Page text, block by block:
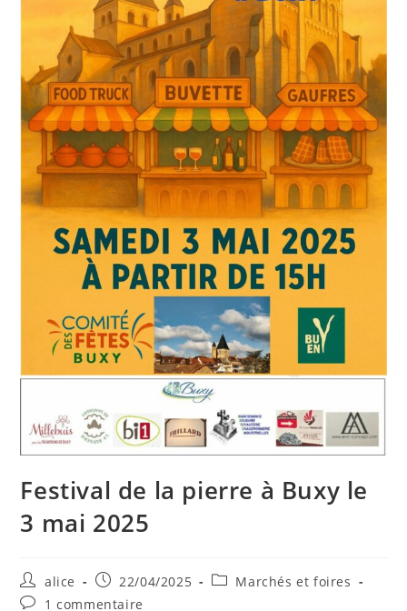
Festival de la pierre à Buxy le
3 mai 2025
Auteur/autrice
de
alice
Publication
publiée :
22/04/2025
PostMarchés et foires
Commentaires
1 commentaire